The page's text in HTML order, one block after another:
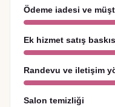
Ödeme iadesi ve
Ek hizmet satış
Randevu ve iletişim
Salon temizliği